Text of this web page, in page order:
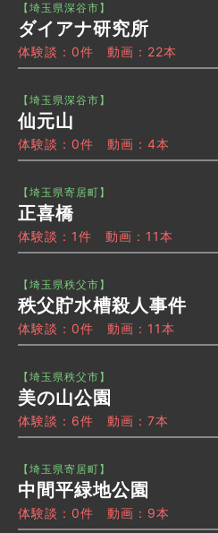
【埼玉県深谷市】
ダイアナ研究所
体験談：0件 動画：22本
【埼玉県深谷市】
仙元山
体験談：0件 動画：4本
【埼玉県寄居町】
正喜橋
体験談：1件 動画：11本
【埼玉県秩父市】
秩父貯水槽殺人事件
体験談：0件 動画：11本
【埼玉県秩父市】
美の山公園
体験談：6件 動画：7本
【埼玉県寄居町】
中間平緑地公園
体験談：0件 動画：9本